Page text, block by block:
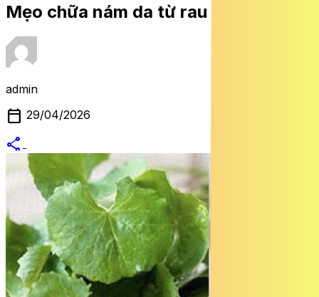
Mẹo chữa nám da từ rau má
admin
calendar_today 29/04/2026
share